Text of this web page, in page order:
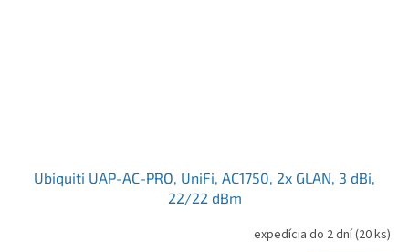
Ubiquiti UAP-AC-PRO, UniFi, AC1750, 2x GLAN, 3 dBi,
22/22 dBm
expedícia do 2 dní(20 ks)